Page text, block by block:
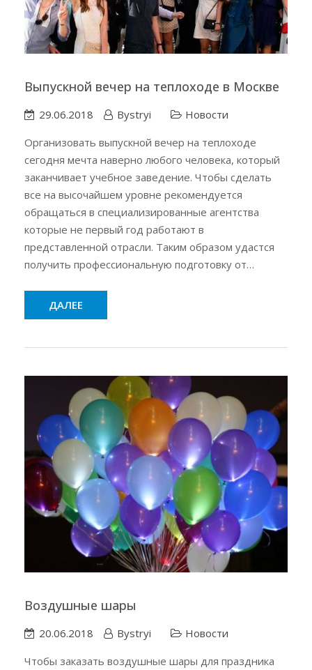
Выпускной вечер на теплоходе в Москве
29.06.2018 Bystryi
Новости
Организовать выпускной вечер на теплоходе
сегодня мечта наверно любого человека, который
заканчивает учебное заведение. Чтобы сделать
все на высочайшем уровне рекомендуется
обращаться в специализированные агентства
которые не первый год работают в
представленной отрасли. Таким образом удастся
получить профессиональную подготовку от…
ДАЛЕЕ
Воздушные шары
20.06.2018 Bystryi
Новости
Чтобы заказать воздушные шары для праздника